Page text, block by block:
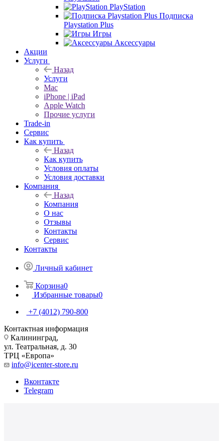
PlayStation
Подписка
Playstation Plus
Игры
Аксессуары
Акции
Услуги
Назад
Услуги
Mac
iPhone | iPad
Apple Watch
Прочие услуги
Trade-in
Сервис
Как купить
Назад
Как купить
Условия оплаты
Условия доставки
Компания
Назад
Компания
О нас
Отзывы
Контакты
Сервис
Контакты
Личный кабинет
Корзина0
Избранные товары0
+7 (4012) 790-800
Контактная информация
Калининград,
ул. Театральная, д. 30
ТРЦ «Европа»
info@icenter-store.ru
Вконтакте
Telegram